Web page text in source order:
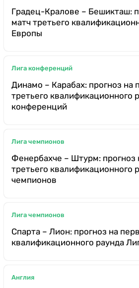
Градец-Кралове – Бешикташ:
матч третьего
Европы
Лига конференций
Динамо – Карабах: прогноз на
третьего квалификационного
конференций
Лига чемпионов
Фенербахче – Штурм: прогноз
третьего квалификационного
чемпионов
Лига чемпионов
Спарта – Лион: прогноз на
квалификационного раунда
Англия